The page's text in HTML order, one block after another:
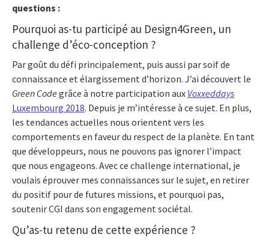
questions :
Pourquoi as-tu participé au Design4Green, un
challenge d’éco-conception ?
Par goût du défi principalement, puis aussi par soif de
connaissance et élargissement d’horizon. J’ai découvert le
Green Code grâce à notre participation aux Voxxeddays
Luxembourg 2018. Depuis je m’intéresse à ce sujet. En plus,
les tendances actuelles nous orientent vers les
comportements en faveur du respect de la planète. En tant
que développeurs, nous ne pouvons pas ignorer l’impact
que nous engageons. Avec ce challenge international, je
voulais éprouver mes connaissances sur le sujet, en retirer
du positif pour de futures missions, et pourquoi pas,
soutenir CGI dans son engagement sociétal.
Qu’as-tu retenu de cette expérience ?